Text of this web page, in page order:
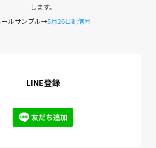
します。
ールサンプル→5月26日配信号
LINE登録